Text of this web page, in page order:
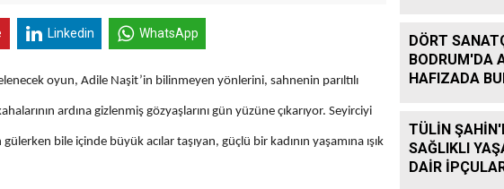
Linkedin WhatsApp
oyun, Adile Naşit’in bilinmeyen yönlerini, sahnenin parıltılı
ardına gizlenmiş gözyaşlarını gün yüzüne çıkarıyor. Seyirciyi
bile içinde büyük acılar taşıyan, güçlü bir kadının yaşamına ışık
DÖRT
BODRUM'DA
HAFIZADA
TÜLİN
SAĞLIKLI
DAİR